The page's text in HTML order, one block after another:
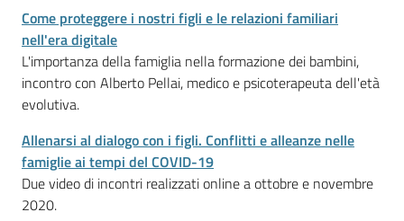
Argomenti
Seguici
su
Come proteggere i nostri figli e le relazioni familiari
nell'era digitale
L'importanza della famiglia nella formazione dei bambini,
incontro con Alberto Pellai, medico e psicoterapeuta dell'età
evolutiva.
Allenarsi al dialogo con i figli. Conflitti e alleanze nelle
famiglie ai tempi del COVID-19
Due video di incontri realizzati online a ottobre e novembre
2020.